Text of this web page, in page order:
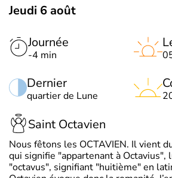
Jeudi 6 août
Journée
-4 min
Dernier
quartier de Lune
Saint Octavien
Nous fêtons les OCTAVIEN. Il vient
qui signifie "appartenant à Octavius",
"octavus", signifiant "huitième" en